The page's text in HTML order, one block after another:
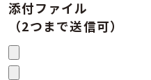
添付ファイル
（2つまで送信可）